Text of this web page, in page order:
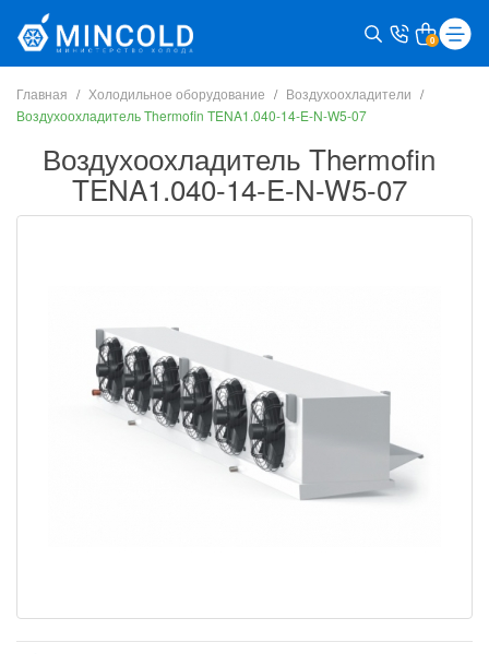
0
Главная Холодильное оборудование
Воздухоохладители
Воздухоохладитель Thermofin TENA1.040-14-E-N-W5-07
Воздухоохладитель Thermofin
TENA1.040-14-E-N-W5-07